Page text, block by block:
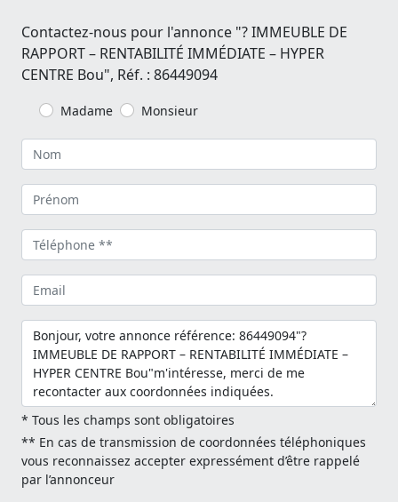
Contactez-nous pour l'annonce "? IMMEUBLE DE
RAPPORT – RENTABILITÉ IMMÉDIATE – HYPER
CENTRE Bou", Réf. : 86449094
Madame Monsieur
* Tous les champs sont obligatoires
** En cas de transmission de coordonnées téléphoniques
vous reconnaissez accepter expressément d’être rappelé
par l’annonceur